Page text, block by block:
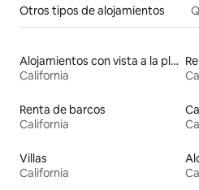
Otros tipos de alojamientos
Alojamientos con vista a la playa
California
Renta de barcos
California
Villas
California